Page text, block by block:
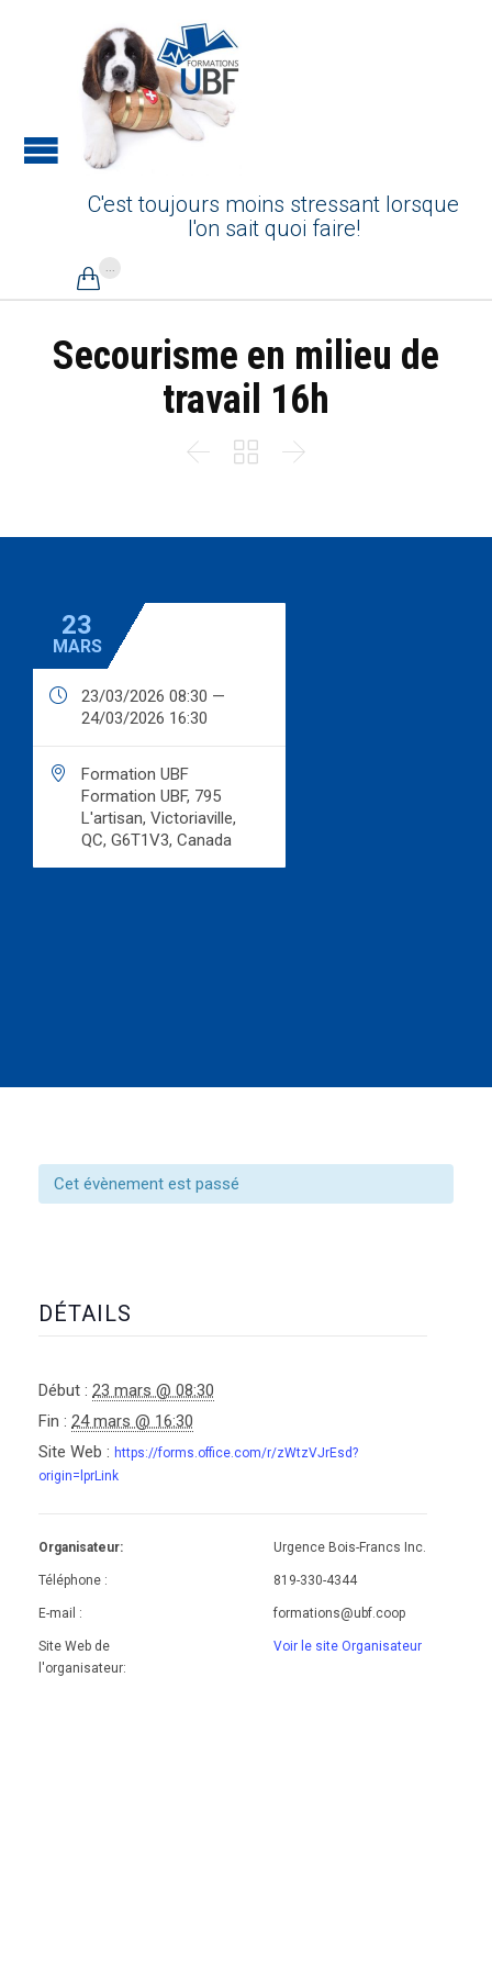
C'est toujours moins stressant lorsque
l'on sait quoi faire!

Secourisme en milieu de
travail 16h
  
23
MARS

23/03/2026 08:30 —
24/03/2026 16:30

Formation UBF
Formation UBF, 795
L'artisan, Victoriaville,
QC, G6T1V3, Canada
Cet évènement est passé
DÉTAILS
Début : 23 mars @ 08:30
Fin : 24 mars @ 16:30
Site Web : https://forms.office.com/r/zWtzVJrEsd?
origin=lprLink
Organisateur: Urgence Bois-Francs Inc.
Téléphone : 819-330-4344
E-mail : formations@ubf.coop
Site Web de
l'organisateur:
Voir le site Organisateur